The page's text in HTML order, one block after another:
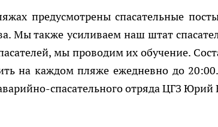
предусмотрены спасательные
Мы также усиливаем наш штат
мы проводим их обучение.
на каждом пляже ежедневно до
спасательного отряда ЦГЗ Юрий